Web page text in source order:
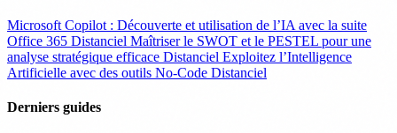
Microsoft Copilot : Découverte et utilisation de l’IA avec la suite
Office 365 Distanciel Maîtriser le SWOT et le PESTEL pour une
analyse stratégique efficace Distanciel Exploitez l’Intelligence
Artificielle avec des outils No-Code Distanciel
Derniers guides